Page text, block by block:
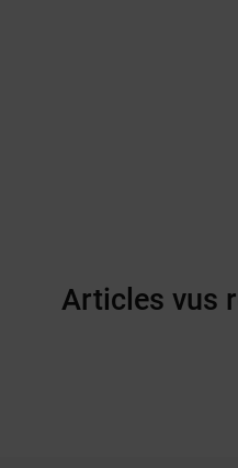
Articles vus